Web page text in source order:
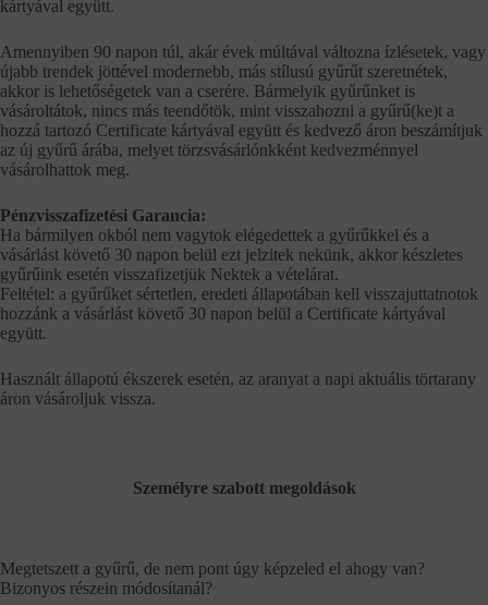
kártyával együtt.
Amennyiben 90 napon túl, akár évek múltával változna ízlésetek, vagy
újabb trendek jöttével modernebb, más stílusú gyűrűt szeretnétek,
akkor is lehetőségetek van a cserére. Bármelyik gyűrűnket is
vásároltátok, nincs más teendőtök, mint visszahozni a gyűrű(ke)t a
hozzá tartozó Certificate kártyával együtt és kedvező áron beszámítjuk
az új gyűrű árába, melyet törzsvásárlónkként kedvezménnyel
vásárolhattok meg.
Pénzvisszafizetési Garancia:
Ha bármilyen okból nem vagytok elégedettek a gyűrűkkel és a
vásárlást követő 30 napon belül ezt jelzitek nekünk, akkor készletes
gyűrűink esetén visszafizetjük Nektek a vételárat.
Feltétel: a gyűrűket sértetlen, eredeti állapotában kell visszajuttatnotok
hozzánk a vásárlást követő 30 napon belül a Certificate kártyával
együtt.
Használt állapotú ékszerek esetén, az aranyat a napi aktuális törtarany
áron vásároljuk vissza.
Személyre szabott megoldások
Megtetszett a gyűrű, de nem pont úgy képzeled el ahogy van?
Bizonyos részein módosítanál?